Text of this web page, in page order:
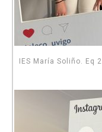
IES María Soliño. Eq 2